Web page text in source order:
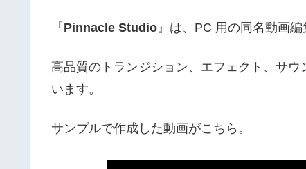
『Pinnacle Studio 』は、PC 用の同名動画
高品質のトランジション、エフェクト、サ
います。
サンプルで作成した動画がこちら。